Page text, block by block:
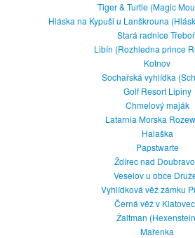
Tiger & Turtle (Magic
Hláska na Kypuši u Lanškrouna
Stará radnice
Libín (Rozhledna prince
Kotnov
Sochařská vyhlídka
Golf Resort Lipiny
Chmelový maják
Latarnia Morska
Halaška
Papstwarte
Ždírec nad
Veselov u obce
Vyhlídková věž zámku
Černá věž v
Žaltman
Mařenka